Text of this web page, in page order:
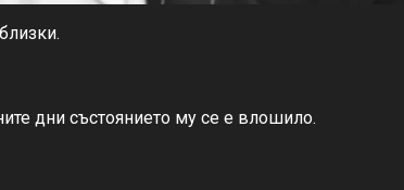
дни състоянието му се е влошило.